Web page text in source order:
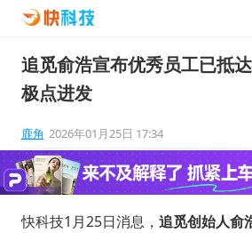
追觅俞浩宣布优秀员工已抵
极点进发
鹿角 2026年01月25日 17:34
快科技1月25日消息， 追觅创始人俞